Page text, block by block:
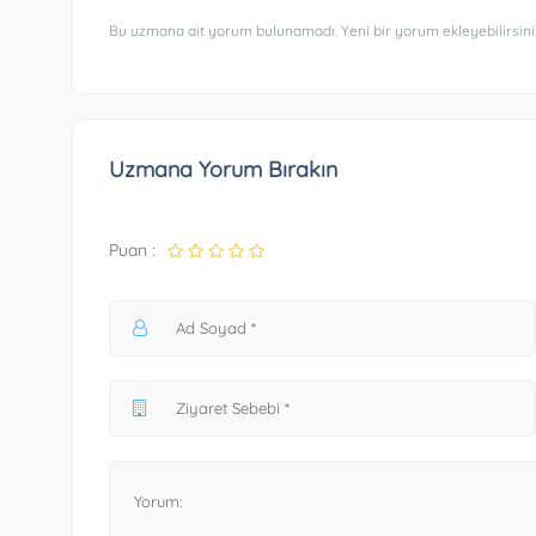
Bu uzmana ait yorum bulunamadı. Yeni bir yorum
Uzmana Yorum Bırakın
Puan :